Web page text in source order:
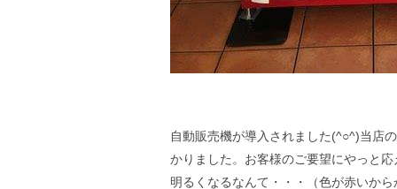
自動販売機が導入されました(^○^)当店
かりました。お客様のご要望にやっと
明るくなるなんて・・・（色が赤いか